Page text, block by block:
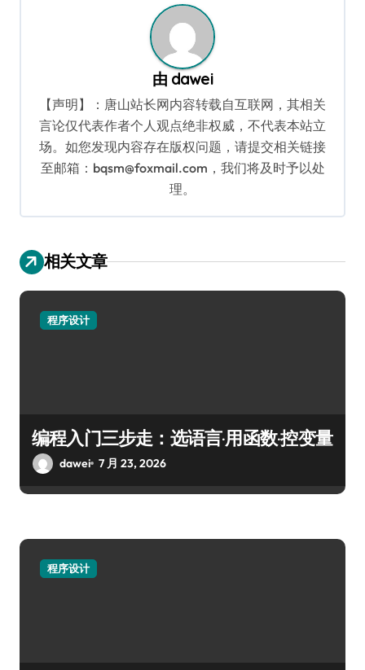
由 dawei
【声明】：唐山站长网内容转载自互联网，其相关
言论仅代表作者个人观点绝非权威，不代表本站立
场。如您发现内容存在版权问题，请提交相关链接
至邮箱：bqsm@foxmail.com，我们将及时予以处
理。
相关文章
程序设计
编程入门三步走：选语言·用函数·控变量
dawei 7 月 23, 2026
程序设计